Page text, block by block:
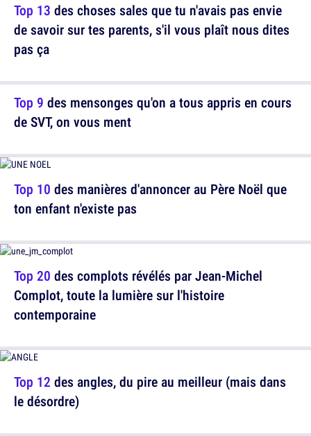
Top 13 des choses sales que tu n'avais pas envie
de savoir sur tes parents, s'il vous plaît nous dites
pas ça
Top 10 des manières d'annoncer au Père Noël que
ton enfant n'existe pas
Top 12 des angles, du pire au meilleur (mais dans
le désordre)
Top 9 des mensonges qu'on a tous appris en cours
de SVT, on vous ment
Top 20 des complots révélés par Jean-Michel
Complot, toute la lumière sur l'histoire
contemporaine